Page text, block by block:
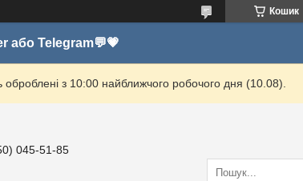
Кошик
або Telegram💬💗
з 10:00 найближчого робочого дня (10.08).
045-51-85